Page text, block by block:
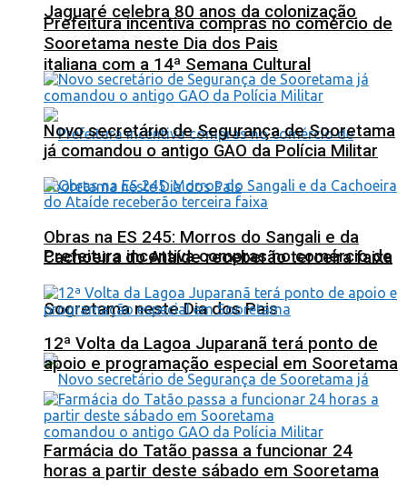
Jaguaré celebra 80 anos da colonização
italiana com a 14ª Semana Cultural
Prefeitura incentiva compras no comércio de
Sooretama neste Dia dos Pais
Prefeitura incentiva compras no comércio de
Sooretama neste Dia dos Pais
Novo secretário de Segurança de Sooretama
já comandou o antigo GAO da Polícia Militar
Obras na ES 245: Morros do Sangali e da
Cachoeira do Ataíde receberão terceira faixa
12ª Volta da Lagoa Juparanã terá ponto de
apoio e programação especial em Sooretama
Farmácia do Tatão passa a funcionar 24
horas a partir deste sábado em Sooretama